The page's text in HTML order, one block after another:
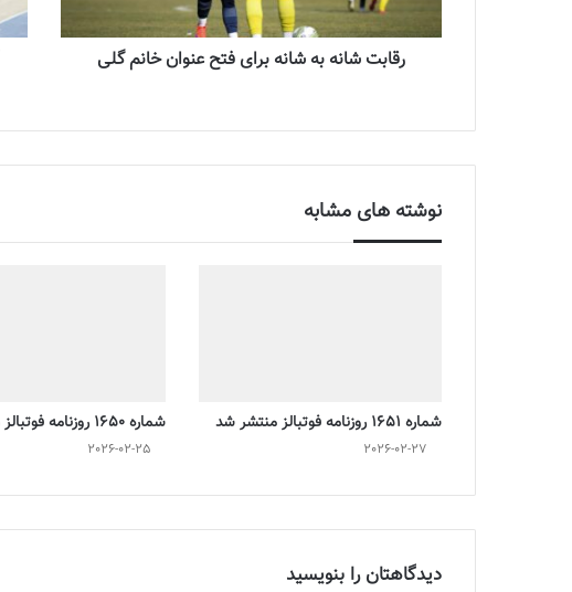
رقابت شانه به شانه برای فتح عنوان خانم گلی
نوشته های مشابه
شماره 1651 روزنامه فوتبالز منتشر شد
2026-02-27
شماره 1650 روزنامه فوتبالز منتشر شد
2026-02-25
دیدگاهتان را بنویسید